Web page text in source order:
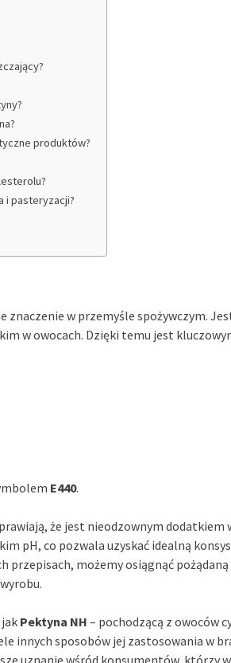
produktów?
i pasteryzacji?
w przemyśle spożywczym.
w owocach. Dzięki temu jest
E440.
że jest nieodzownym dodatkiem
pH, co pozwala uzyskać idealną
przepisach, możemy osiągnąć
Pektyna NH – pochodzącą z owoców
innych sposobów jej zastosowania w
uznanie wśród konsumentów, którzy